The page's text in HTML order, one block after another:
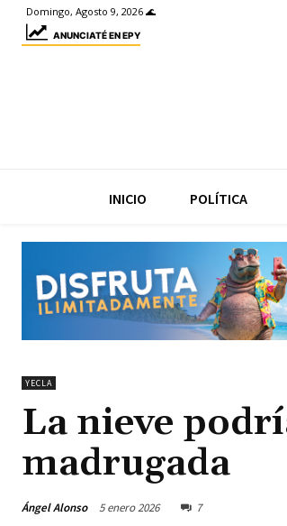
Domingo, Agosto 9, 2026 🌊
ANUNCIATÉ EN EPY
INICIO POLÍTICA
YECLA
La nieve
madrugada
Ángel Alonso 5 enero 2026 7